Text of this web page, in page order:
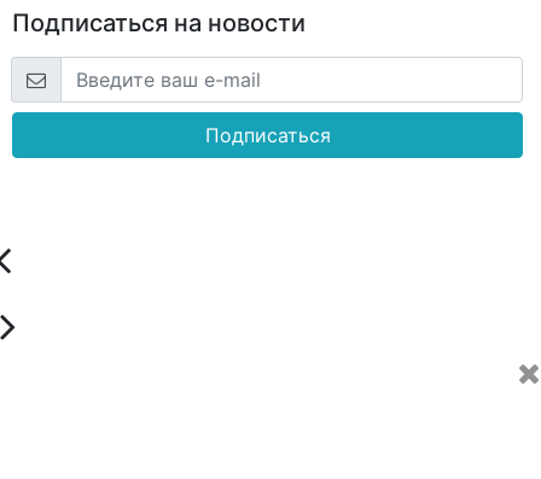
Подписаться на новости
Подписаться